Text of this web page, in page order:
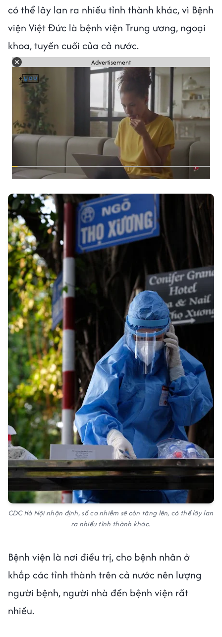
có thể lây lan ra nhiều tỉnh thành khác, vì Bệnh
viện Việt Đức là bệnh viện Trung ương, ngoại
khoa, tuyến cuối của cả nước.
Advertisement
CDC Hà Nội nhận định, số ca nhiễm sẽ còn tăng lên, có thể lây lan
ra nhiều tỉnh thành khác.
Bệnh viện là nơi điều trị, cho bệnh nhân ở
khắp các tỉnh thành trên cả nước nên lượng
người bệnh, người nhà đến bệnh viện rất
nhiều.